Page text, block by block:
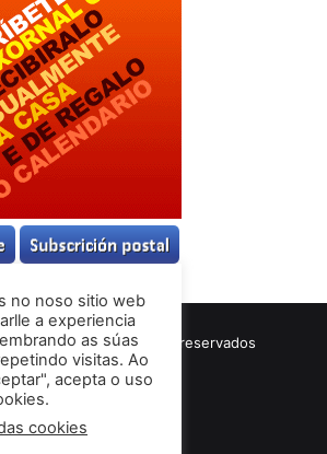
Todos los derechos reservados
Términos & Condiciones
no noso sitio web
a experiencia
as súas
visitas. Ao
acepta o uso
cookies